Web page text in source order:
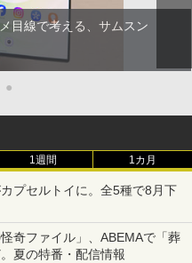
目線で考える、サムスン
●
1週間 1カ月
プセルトイに。全5種で8月下
奇ファイル」、ABEMAで「葬
夏の特番・配信情報